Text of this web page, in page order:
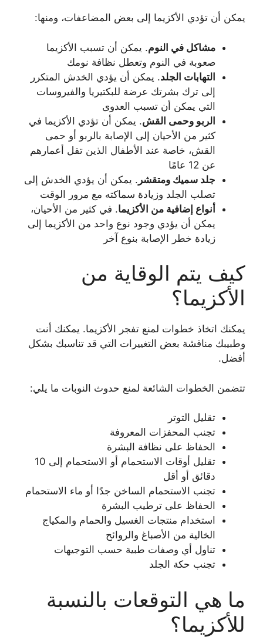
يمكن أن تؤدي الأكزيما إلى بعض المضاعفات، ومنها:
مشاكل في النوم. يمكن أن تسبب الأكزيما
صعوبة في النوم وتعطل نظافة نومك
التهابات الجلد. يمكن أن يؤدي الخدش المتكرر
إلى ترك بشرتك عرضة للبكتيريا والفيروسات
التي يمكن أن تسبب العدوى
الربو وحمى القش. يمكن أن تؤدي الأكزيما في
كثير من الأحيان إلى الإصابة بالربو أو حمى
القش، خاصة عند الأطفال الذين تقل أعمارهم
عن 12 عامًا
جلد سميك ومتقشر . يمكن أن يؤدي الخدش إلى
تصلب الجلد وزيادة سماكته مع مرور الوقت
أنواع إضافية من الأكزيما. في كثير من الأحيان،
يمكن أن يؤدي وجود نوع واحد من الأكزيما إلى
زيادة خطر الإصابة بنوع آخر
كيف يتم الوقاية من
الأكزيما؟
يمكنك اتخاذ خطوات لمنع تفجر الأكزيما. يمكنك أنت
وطبيبك مناقشة بعض التغييرات التي قد تناسبك بشكل
أفضل.
تتضمن الخطوات الشائعة لمنع حدوث النوبات ما يلي:
تقليل التوتر
تجنب المحفزات المعروفة
الحفاظ على نظافة البشرة
تقليل أوقات الاستحمام أو الاستحمام إلى 10
دقائق أو أقل
تجنب الاستحمام الساخن جدًا أو ماء الاستحمام
الحفاظ على ترطيب البشرة
استخدام منتجات الغسيل والحمام والمكياج
الخالية من الأصباغ والروائح
تناول أي وصفات طبية حسب التوجيهات
تجنب حكة الجلد
ما هي التوقعات بالنسبة
للأكزيما؟